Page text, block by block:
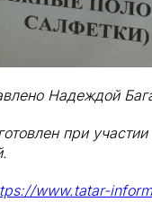
Надеждой
при
www.tatar-